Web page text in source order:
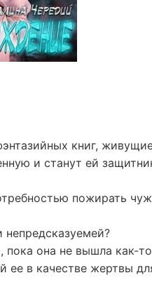
книг,
и станут ей
пожирать
она не вышла как-
в качестве жертвы